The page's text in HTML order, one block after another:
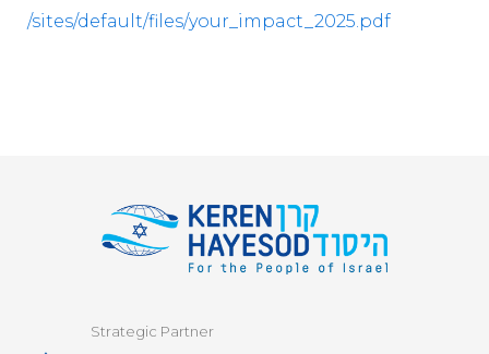
/sites/default/files/your_impact_2025.pdf
Strategic Partner